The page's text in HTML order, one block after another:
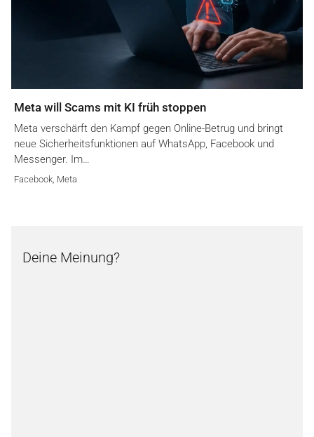
Meta will Scams mit KI früh stoppen
Meta verschärft den Kampf gegen Online-Betrug und bringt
neue Sicherheitsfunktionen auf WhatsApp, Facebook und
Messenger. Im…
Facebook Meta
Deine Meinung?